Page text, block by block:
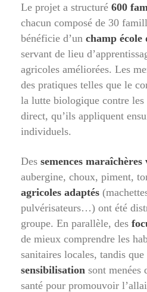
Le projet a structuré 600
chacun composé de 30
bénéficie d’un champ école
servant de lieu
agricoles améliorées. Les
des pratiques telles que le
la lutte biologique contre les
direct, qu’ils appliquent
individuels.
Des semences maraîchères
aubergine, choux, piment,
agricoles adaptés
pulvérisateurs…) ont été
groupe. En parallèle, des
de mieux comprendre les
sanitaires locales, tandis que
sensibilisation sont menées
santé pour promouvoir